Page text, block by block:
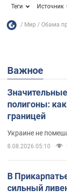
Теги Источник
Мир Обама
Важное
полигоны:
границей
Украине не
8.08.2026 05:10
В
сильный